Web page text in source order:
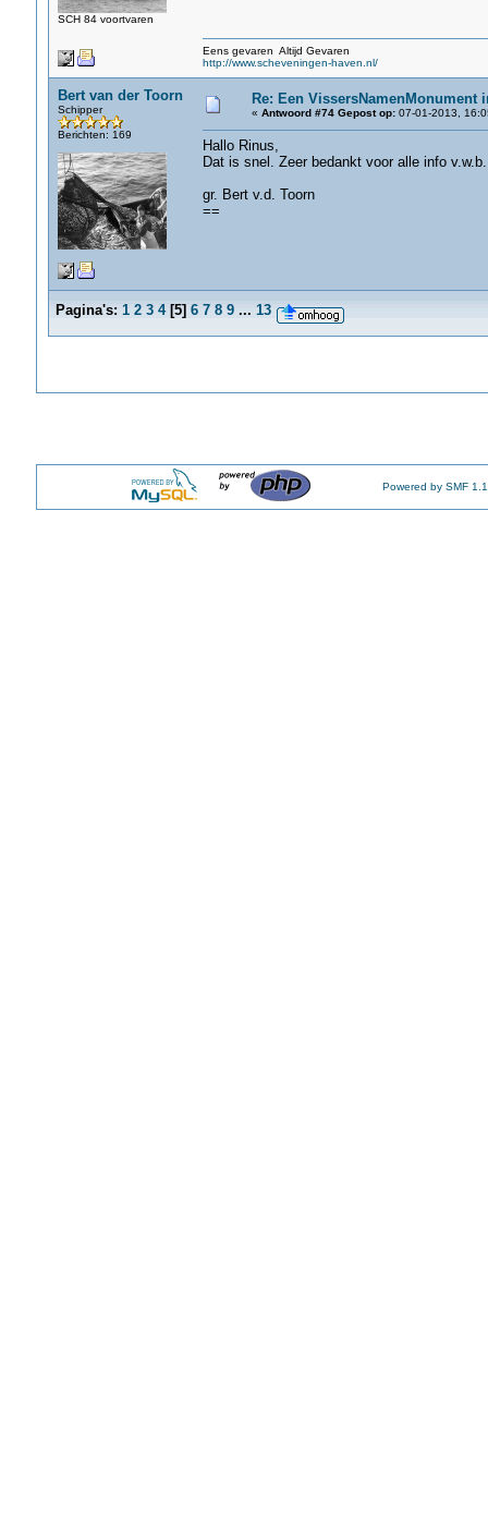
SCH 84 voortvaren
Eens gevaren Altijd Gevaren
http://www.scheveningen-haven.nl/
Bert van der Toorn
Schipper
Berichten: 169
Re: Een VissersNamenMonument
« Antwoord #74 Gepost op:07-01-2013,
Hallo Rinus,
Dat is snel. Zeer bedankt voor alle info
gr. Bert v.d. Toorn
==
Pagina's: 1 2 3 4[5] 6 7 8 9 ... 13
Powered by SMF